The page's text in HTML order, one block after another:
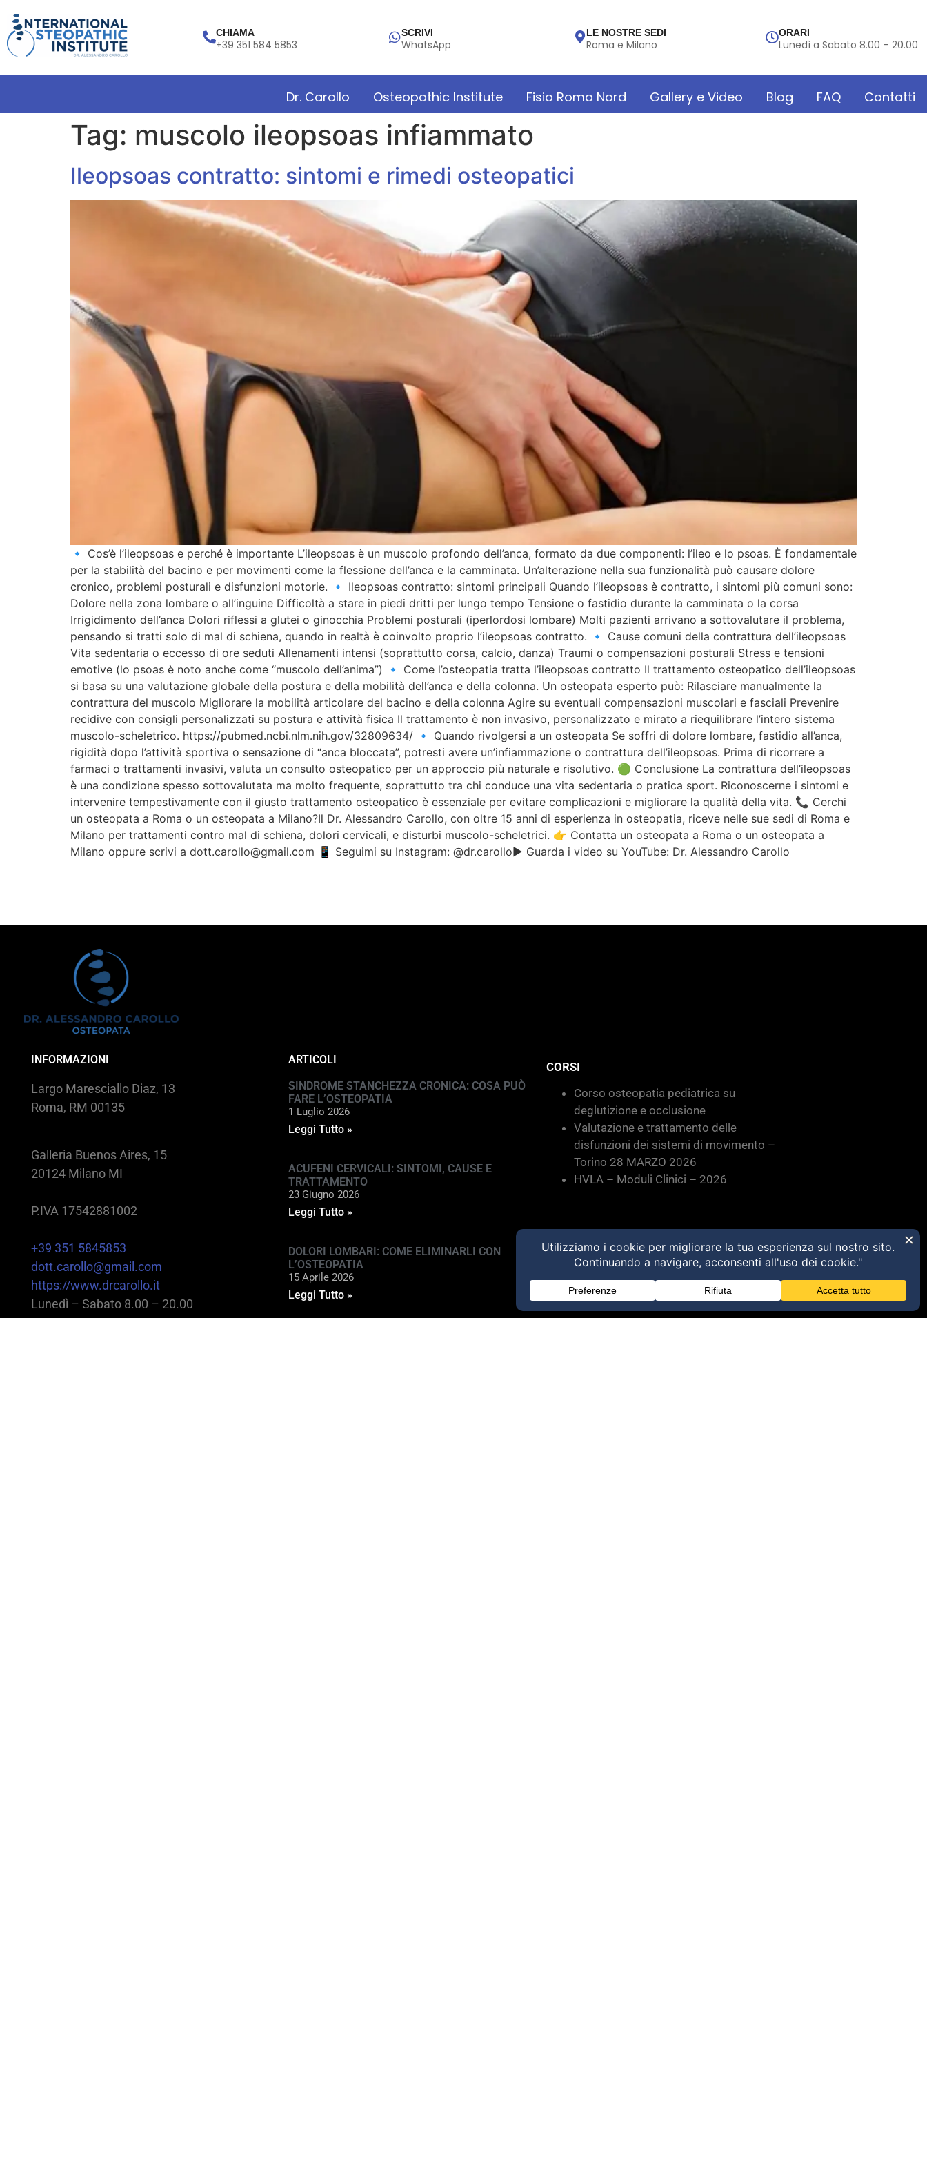
CHIAMA
+39 351 584 5853
SCRIVI
WhatsApp
LE NOSTRE SEDI
Roma e Milano
ORARI
Lunedì a Sabato 8.00 – 20.00
Dr. Carollo Osteopathic Institute Fisio Roma Nord Gallery e Video Blog FAQ Contatti
Tag: muscolo ileopsoas infiammato
Ileopsoas contratto: sintomi e rimedi osteopatici
🔹 Cos’è l’ileopsoas e perché è importante L’ileopsoas è un muscolo profondo dell’anca, formato da due componenti: l’ileo e lo psoas. È fondamentale
per la stabilità del bacino e per movimenti come la flessione dell’anca e la camminata. Un’alterazione nella sua funzionalità può causare dolore
cronico, problemi posturali e disfunzioni motorie. 🔹 Ileopsoas contratto: sintomi principali Quando l’ileopsoas è contratto, i sintomi più comuni sono:
Dolore nella zona lombare o all’inguine Difficoltà a stare in piedi dritti per lungo tempo Tensione o fastidio durante la camminata o la corsa
Irrigidimento dell’anca Dolori riflessi a glutei o ginocchia Problemi posturali (iperlordosi lombare) Molti pazienti arrivano a sottovalutare il problema,
pensando si tratti solo di mal di schiena, quando in realtà è coinvolto proprio l’ileopsoas contratto. 🔹 Cause comuni della contrattura dell’ileopsoas
Vita sedentaria o eccesso di ore seduti Allenamenti intensi (soprattutto corsa, calcio, danza) Traumi o compensazioni posturali Stress e tensioni
emotive (lo psoas è noto anche come “muscolo dell’anima”) 🔹 Come l’osteopatia tratta l’ileopsoas contratto Il trattamento osteopatico dell’ileopsoas
si basa su una valutazione globale della postura e della mobilità dell’anca e della colonna. Un osteopata esperto può: Rilasciare manualmente la
contrattura del muscolo Migliorare la mobilità articolare del bacino e della colonna Agire su eventuali compensazioni muscolari e fasciali Prevenire
recidive con consigli personalizzati su postura e attività fisica Il trattamento è non invasivo, personalizzato e mirato a riequilibrare l’intero sistema
muscolo-scheletrico. https://pubmed.ncbi.nlm.nih.gov/32809634/ 🔹 Quando rivolgersi a un osteopata Se soffri di dolore lombare, fastidio all’anca,
rigidità dopo l’attività sportiva o sensazione di “anca bloccata”, potresti avere un’infiammazione o contrattura dell’ileopsoas. Prima di ricorrere a
farmaci o trattamenti invasivi, valuta un consulto osteopatico per un approccio più naturale e risolutivo. 🟢 Conclusione La contrattura dell’ileopsoas
è una condizione spesso sottovalutata ma molto frequente, soprattutto tra chi conduce una vita sedentaria o pratica sport. Riconoscerne i sintomi e
intervenire tempestivamente con il giusto trattamento osteopatico è essenziale per evitare complicazioni e migliorare la qualità della vita. 📞 Cerchi
un osteopata a Roma o un osteopata a Milano?Il Dr. Alessandro Carollo, con oltre 15 anni di esperienza in osteopatia, riceve nelle sue sedi di Roma e
Milano per trattamenti contro mal di schiena, dolori cervicali, e disturbi muscolo-scheletrici. 👉 Contatta un osteopata a Roma o un osteopata a
Milano oppure scrivi a dott.carollo@gmail.com 📱 Seguimi su Instagram: @dr.carollo▶️ Guarda i video su YouTube: Dr. Alessandro Carollo
INFORMAZIONI
Largo Maresciallo Diaz, 13
Roma, RM 00135
Galleria Buenos Aires, 15
20124 Milano MI
P.IVA 17542881002
+39 351 5845853
dott.carollo@gmail.com
https://www.drcarollo.it
Lunedì – Sabato 8.00 – 20.00
ARTICOLI
SINDROME STANCHEZZA CRONICA: COSA PUÒ
FARE L’OSTEOPATIA
1 Luglio 2026
Leggi Tutto »
ACUFENI CERVICALI: SINTOMI, CAUSE E
TRATTAMENTO
23 Giugno 2026
Leggi Tutto »
DOLORI LOMBARI: COME ELIMINARLI CON
L’OSTEOPATIA
15 Aprile 2026
Leggi Tutto »
CORSI
Corso osteopatia pediatrica su
deglutizione e occlusione
Valutazione e trattamento delle
disfunzioni dei sistemi di movimento –
Torino 28 MARZO 2026
HVLA – Moduli Clinici – 2026